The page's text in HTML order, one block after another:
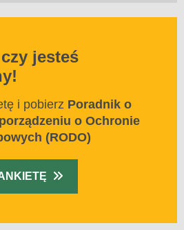
jesteś
i pobierz Poradnik o
o Ochronie
(RODO)